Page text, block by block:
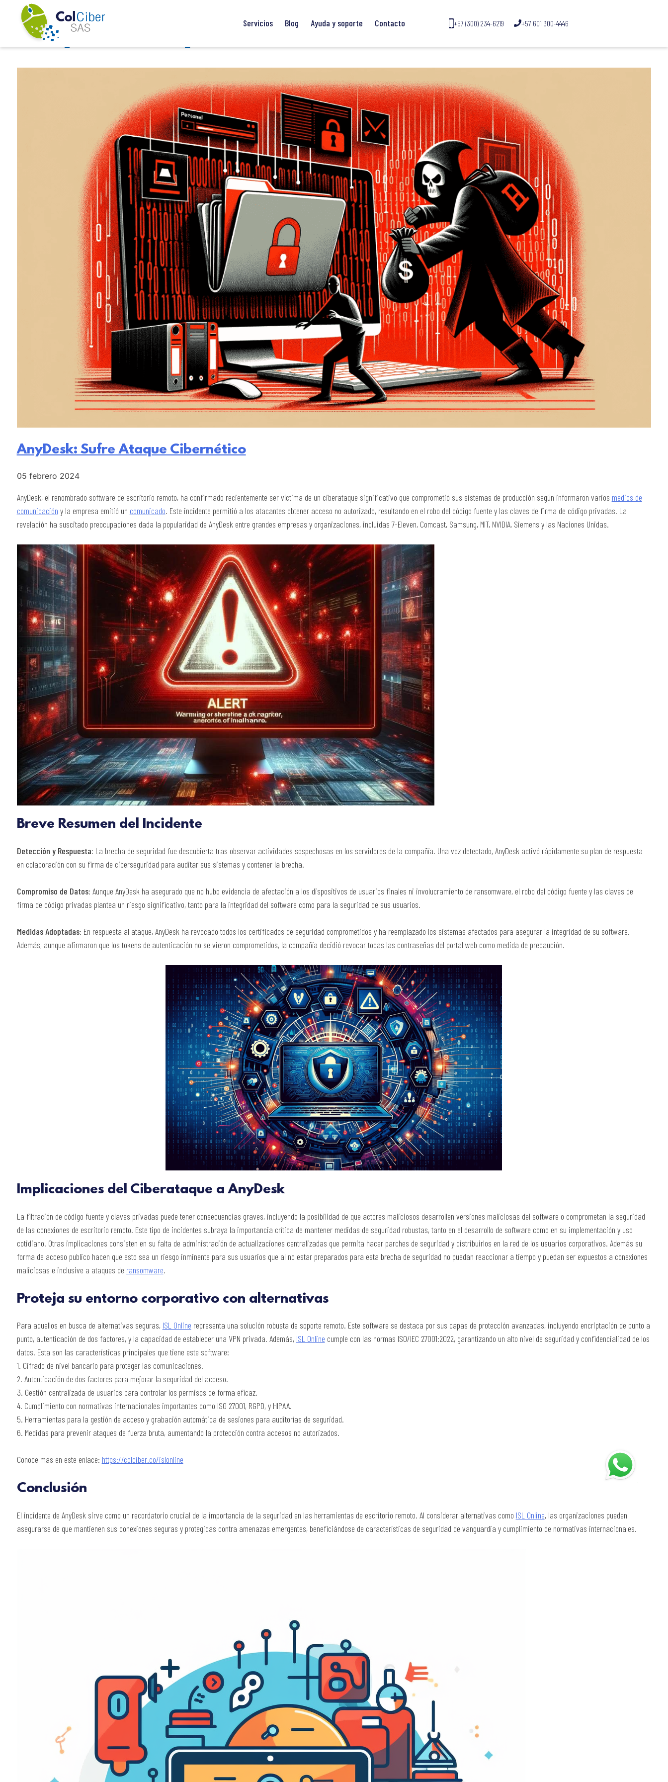
Servicios Blog Ayuda y soporte Contacto +57 (300) 234-6219 +57 601 300-4446
Etiqueta: soporte remoto
AnyDesk: Sufre Ataque Cibernético
05 febrero 2024
AnyDesk, el renombrado software de escritorio remoto, ha confirmado recientemente ser víctima de un ciberataque significativo que comprometió sus sistemas de producción según informaron varios medios de
comunicación y la empresa emitió un comunicado. Este incidente permitió a los atacantes obtener acceso no autorizado, resultando en el robo del código fuente y las claves de firma de código privadas. La
revelación ha suscitado preocupaciones dada la popularidad de AnyDesk entre grandes empresas y organizaciones, incluidas 7-Eleven, Comcast, Samsung, MIT, NVIDIA, Siemens y las Naciones Unidas.
Breve Resumen del Incidente
Detección y Respuesta: La brecha de seguridad fue descubierta tras observar actividades sospechosas en los servidores de la compañía. Una vez detectado, AnyDesk activó rápidamente su plan de respuesta
en colaboración con su firma de ciberseguridad para auditar sus sistemas y contener la brecha.
Compromiso de Datos: Aunque AnyDesk ha asegurado que no hubo evidencia de afectación a los dispositivos de usuarios finales ni involucramiento de ransomware, el robo del código fuente y las claves de
firma de código privadas plantea un riesgo significativo, tanto para la integridad del software como para la seguridad de sus usuarios.
Medidas Adoptadas: En respuesta al ataque, AnyDesk ha revocado todos los certificados de seguridad comprometidos y ha reemplazado los sistemas afectados para asegurar la integridad de su software.
Además, aunque afirmaron que los tokens de autenticación no se vieron comprometidos, la compañía decidió revocar todas las contraseñas del portal web como medida de precaución.
Implicaciones del Ciberataque a AnyDesk
La filtración de código fuente y claves privadas puede tener consecuencias graves, incluyendo la posibilidad de que actores maliciosos desarrollen versiones maliciosas del software o comprometan la seguridad
de las conexiones de escritorio remoto. Este tipo de incidentes subraya la importancia crítica de mantener medidas de seguridad robustas, tanto en el desarrollo de software como en su implementación y uso
cotidiano. Otras implicaciones consisten en su falta de administración de actualizaciones centralizadas que permita hacer parches de seguridad y distribuirlos en la red de los usuarios corporativos. Además su
forma de acceso publico hacen que esto sea un riesgo inminente para sus usuarios que al no estar preparados para esta brecha de seguridad no puedan reaccionar a tiempo y puedan ser expuestos a conexiones
maliciosas e inclusive a ataques de ransomware.
Proteja su entorno corporativo con alternativas
Para aquellos en busca de alternativas seguras, ISL Online representa una solución robusta de soporte remoto. Este software se destaca por sus capas de protección avanzadas, incluyendo encriptación de punto a
punto, autenticación de dos factores, y la capacidad de establecer una VPN privada. Además, ISL Online cumple con las normas ISO/IEC 27001:2022, garantizando un alto nivel de seguridad y confidencialidad de los
datos. Esta son las características principales que tiene este software:
1. Cifrado de nivel bancario para proteger las comunicaciones.
2. Autenticación de dos factores para mejorar la seguridad del acceso.
3. Gestión centralizada de usuarios para controlar los permisos de forma eficaz.
4. Cumplimiento con normativas internacionales importantes como ISO 27001, RGPD, y HIPAA.
5. Herramientas para la gestión de acceso y grabación automática de sesiones para auditorías de seguridad.
6. Medidas para prevenir ataques de fuerza bruta, aumentando la protección contra accesos no autorizados.
Conoce mas en este enlace: https://colciber.co/islonline
Conclusión
El incidente de AnyDesk sirve como un recordatorio crucial de la importancia de la seguridad en las herramientas de escritorio remoto. Al considerar alternativas como ISL Online, las organizaciones pueden
asegurarse de que mantienen sus conexiones seguras y protegidas contra amenazas emergentes, beneficiándose de características de seguridad de vanguardia y cumplimiento de normativas internacionales.